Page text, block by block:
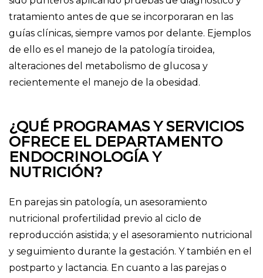
tratamiento antes de que se incorporaran en las
guías clínicas, siempre vamos por delante. Ejemplos
de ello es el manejo de la patología tiroidea,
alteraciones del metabolismo de glucosa y
recientemente el manejo de la obesidad.
¿QUÉ PROGRAMAS Y SERVICIOS
OFRECE EL DEPARTAMENTO
ENDOCRINOLOGÍA Y
NUTRICIÓN?
En parejas sin patología, un asesoramiento
nutricional profertilidad previo al ciclo de
reproducción asistida; y el asesoramiento nutricional
y seguimiento durante la gestación. Y también en el
postparto y lactancia. En cuanto a las parejas o